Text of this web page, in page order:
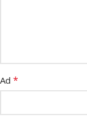
Ad *